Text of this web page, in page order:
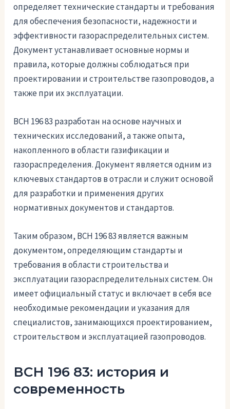
определяет технические стандарты и требования
для обеспечения безопасности, надежности и
эффективности газораспределительных систем.
Документ устанавливает основные нормы и
правила, которые должны соблюдаться при
проектировании и строительстве газопроводов, а
также при их эксплуатации.
ВСН 196 83 разработан на основе научных и
технических исследований, а также опыта,
накопленного в области газификации и
газораспределения. Документ является одним из
ключевых стандартов в отрасли и служит основой
для разработки и применения других
нормативных документов и стандартов.
Таким образом, ВСН 196 83 является важным
документом, определяющим стандарты и
требования в области строительства и
эксплуатации газораспределительных систем. Он
имеет официальный статус и включает в себя все
необходимые рекомендации и указания для
специалистов, занимающихся проектированием,
строительством и эксплуатацией газопроводов.
ВСН 196 83: история и
современность